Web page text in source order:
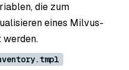
die zum
eines Milvus-